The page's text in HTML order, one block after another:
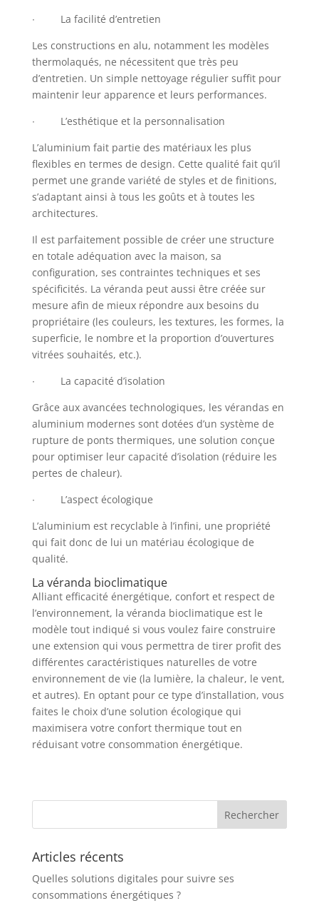
∙ La facilité d’entretien
Les constructions en alu, notamment les modèles
thermolaqués, ne nécessitent que très peu
d’entretien. Un simple nettoyage régulier suffit pour
maintenir leur apparence et leurs performances.
∙ L’esthétique et la personnalisation
L’aluminium fait partie des matériaux les plus
flexibles en termes de design. Cette qualité fait qu’il
permet une grande variété de styles et de finitions,
s’adaptant ainsi à tous les goûts et à toutes les
architectures.
Il est parfaitement possible de créer une structure
en totale adéquation avec la maison, sa
configuration, ses contraintes techniques et ses
spécificités. La véranda peut aussi être créée sur
mesure afin de mieux répondre aux besoins du
propriétaire (les couleurs, les textures, les formes, la
superficie, le nombre et la proportion d’ouvertures
vitrées souhaités, etc.).
∙ La capacité d’isolation
Grâce aux avancées technologiques, les vérandas en
aluminium modernes sont dotées d’un système de
rupture de ponts thermiques, une solution conçue
pour optimiser leur capacité d’isolation (réduire les
pertes de chaleur).
∙ L’aspect écologique
L’aluminium est recyclable à l’infini, une propriété
qui fait donc de lui un matériau écologique de
qualité.
La véranda bioclimatique
Alliant efficacité énergétique, confort et respect de
l’environnement, la véranda bioclimatique est le
modèle tout indiqué si vous voulez faire construire
une extension qui vous permettra de tirer profit des
différentes caractéristiques naturelles de votre
environnement de vie (la lumière, la chaleur, le vent,
et autres). En optant pour ce type d’installation, vous
faites le choix d’une solution écologique qui
maximisera votre confort thermique tout en
réduisant votre consommation énergétique.
Articles récents
Quelles solutions digitales pour suivre ses
consommations énergétiques ?